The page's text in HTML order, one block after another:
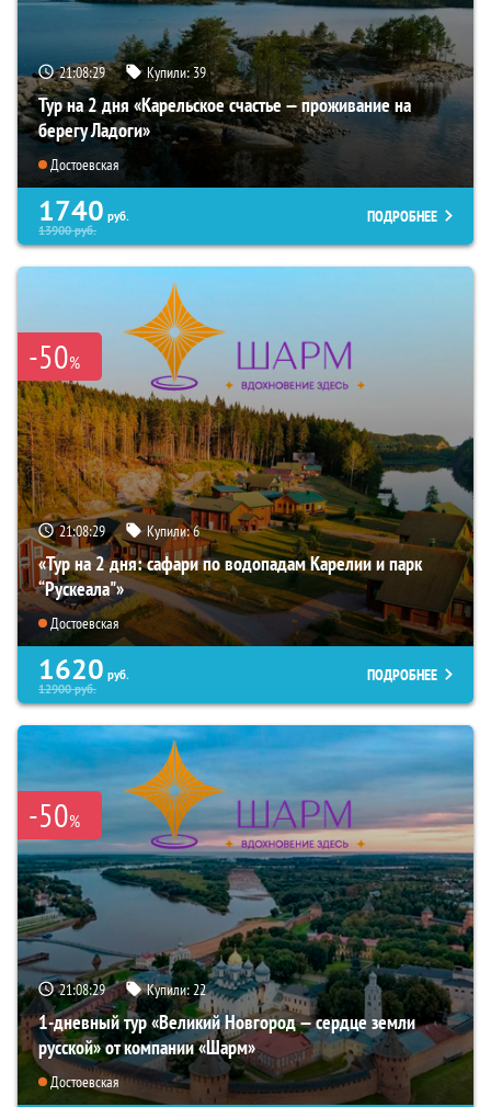
21:08:28 Купили:39
Тур на 2 дня «Карельское счастье — проживание на
берегу Ладоги»
Достоевская
1740 руб.
13900руб.
ПОДРОБНЕЕ
-50%
21:08:28 Купили:6
«Тур на 2 дня: сафари по водопадам Карелии и парк
“Рускеала"»
Достоевская
1620 руб.
12900руб.
ПОДРОБНЕЕ
-50%
21:08:28 Купили:22
1-дневный тур «Великий Новгород — сердце земли
русской» от компании «Шарм»
Достоевская